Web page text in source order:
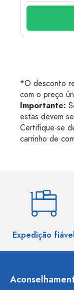
*O desconto
com o preço
Importante:
estas devem
Certifique-se
carrinho de
Expedição